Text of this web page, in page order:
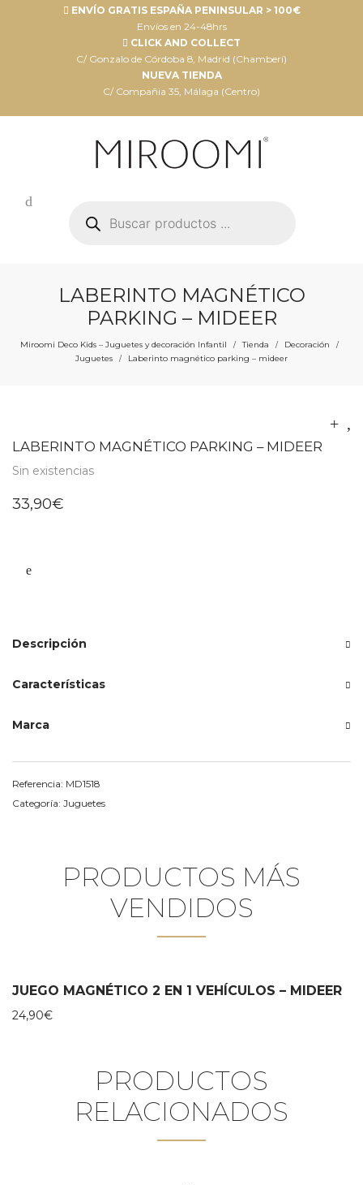
ENVÍO GRATIS ESPAÑA PENINSULAR > 100€
Envíos en 24-48hrs
CLICK AND COLLECT
C/ Gonzalo de Córdoba 8, Madrid (Chamberí)
NUEVA TIENDA
C/ Compañia 35, Málaga (Centro)
productos
LABERINTO MAGNÉTICO
PARKING – MIDEER
Miroomi Deco Kids – Juguetes y decoración Infantil / Tienda / Decoración /
Juguetes / Laberinto magnético parking – mideer
LABERINTO MAGNÉTICO PARKING – MIDEER
Sin existencias
33,90€
Descripción
Características
Marca
Referencia: MD1518
Categoría: Juguetes
PRODUCTOS MÁS
VENDIDOS
JUEGO MAGNÉTICO 2 EN 1 VEHÍCULOS – MIDEER
24,90€
PRODUCTOS
RELACIONADOS